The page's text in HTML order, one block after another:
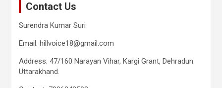
Contact Us
Surendra Kumar Suri
Email: hillvoice18@gmail.com
Address: 47/160 Narayan Vihar, Kargi Grant, Dehradun.
Uttarakhand.